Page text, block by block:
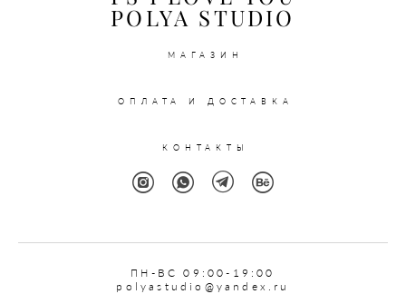
POLYA STUDIO
МАГАЗИН
ОПЛАТА И ДОСТАВКА
КОНТАКТЫ
ПН -ВС 09:00-19:00
polyastudio@yandex.ru